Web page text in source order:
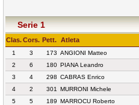
Serie 1
Clas.Cors. Pett. Atleta
1 3 173 ANGIONI Matteo
2
6 180 PIANA Leandro
3
4 298 CABRAS Enrico
4
2 301 MURRONI Michele
5
5 189 MARROCU Roberto